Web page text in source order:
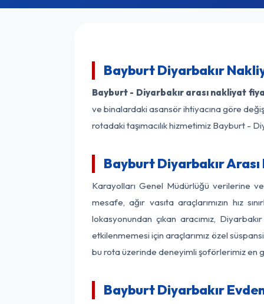
Bayburt Diyarbakır
Bayburt - Diyarbakır arası nakliyat
ve binalardaki asansör ihtiyacına göre
rotadaki taşımacılık hizmetimiz Bayburt -
Bayburt Diyarbakır Arası
Karayolları Genel Müdürlüğü verilerine
mesafe, ağır vasıta araçlarımızın hız
lokasyonundan çıkan aracımız,
etkilenmemesi için araçlarımız özel
bu rota üzerinde deneyimli şoförlerimiz en
Bayburt Diyarbakır